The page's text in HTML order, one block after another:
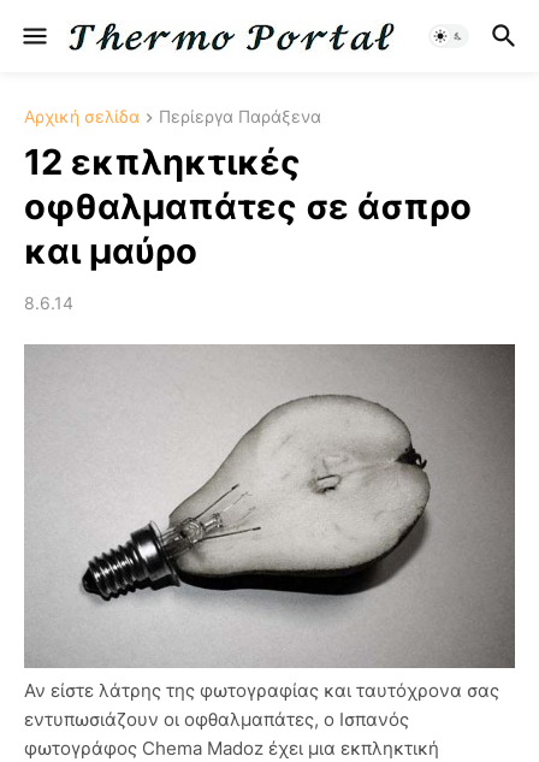
Αρχική σελίδα Περίεργα Παράξενα
12 εκπληκτικές
οφθαλμαπάτες σε άσπρο
και μαύρο
8.6.14
Αν είστε λάτρης της φωτογραφίας και ταυτόχρονα σας
εντυπωσιάζουν οι οφθαλμαπάτες, ο Ισπανός
φωτογράφος Chema Madoz έχει μια εκπληκτική